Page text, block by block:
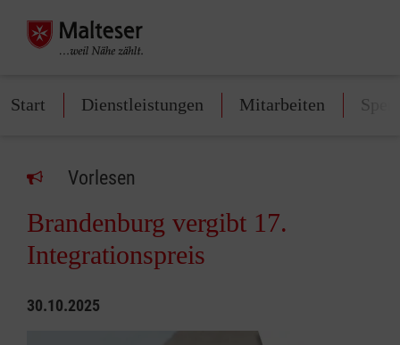
Start Dienstleistungen Mitarbeiten
Vorlesen
Brandenburg vergibt 17.
Integrationspreis
30.10.2025